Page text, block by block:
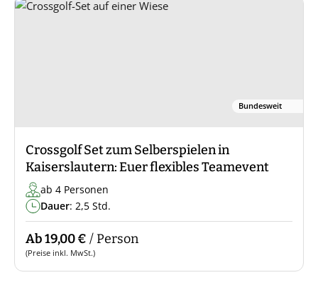
Bundesweit
Crossgolf Set zum Selberspielen in
Kaiserslautern: Euer flexibles Teamevent
ab 4 Personen
Dauer: 2,5 Std.
Ab 19,00 € / Person
(Preise inkl. MwSt.)